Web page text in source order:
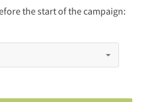
the start of the campaign: